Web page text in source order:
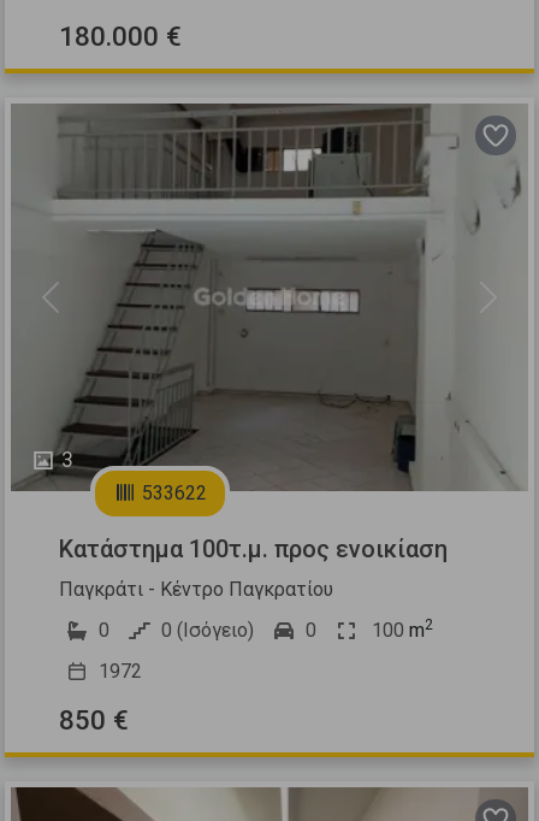
180.000 €
3
Previous
533622
Κατάστημα 100τ.μ. προς ενοικίαση
Παγκράτι - Κέντρο Παγκρατίου
0
0 (Ισόγειο) 0 100 m2
1972
850 €